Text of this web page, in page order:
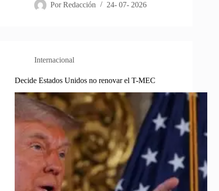
Por Redacción 24- 07- 2026
Internacional
Decide Estados Unidos no renovar el T-MEC